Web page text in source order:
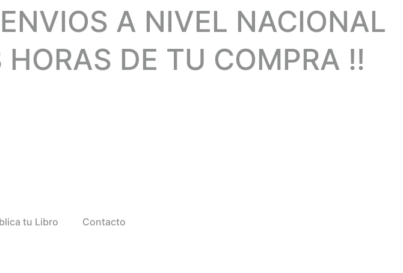
A NIVEL NACIONAL
DE TU COMPRA !!
tu Libro Contacto